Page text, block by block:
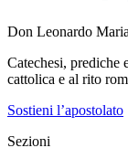
Don Leonardo
Catechesi, prediche
cattolica e al rito
Sostieni l’apostolato
Sezioni